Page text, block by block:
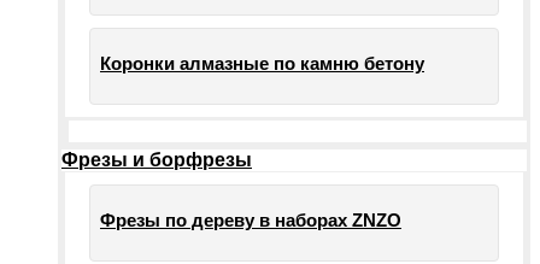
Коронки алмазные по камню бетону
Фрезы и борфрезы
Фрезы по дереву в наборах ZNZO